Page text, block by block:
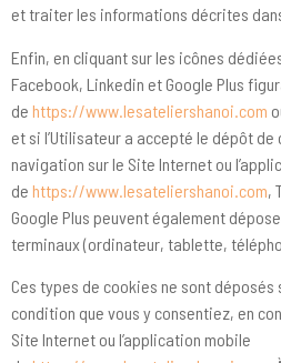
et traiter les informations décrites
Enfin, en cliquant sur les icônes
Facebook, Linkedin et Google Plus
de https://www.lesateliershanoi.com
et si l’Utilisateur a accepté le dépôt
navigation sur le Site Internet ou
de https://www.lesateliershanoi.com,
Google Plus peuvent également
terminaux (ordinateur, tablette,
Ces types de cookies ne sont déposés
condition que vous y consentiez, en
Site Internet ou l’application mobile